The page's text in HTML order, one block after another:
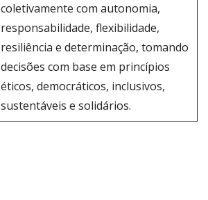
coletivamente com autonomia,
responsabilidade, flexibilidade,
resiliência e determinação, tomando
decisões com base em princípios
éticos, democráticos, inclusivos,
sustentáveis e solidários.